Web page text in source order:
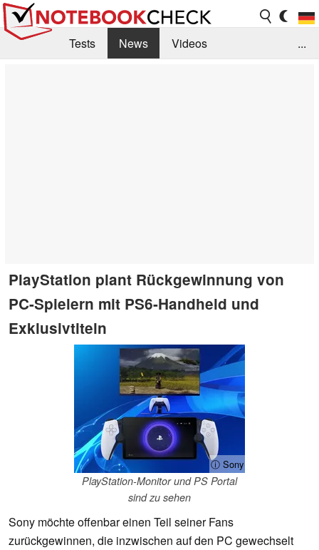
Tests News
Videos
...
PlayStation plant Rückgewinnung von
PC-Spielern mit PS6-Handheld und
Exklusivtiteln
ⓘ Sony
PlayStation-Monitor und PS Portal
sind zu sehen
Sony möchte offenbar einen Teil seiner Fans
zurückgewinnen, die inzwischen auf den PC gewechselt